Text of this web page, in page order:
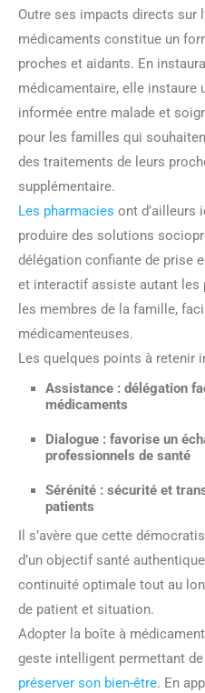
Outre ses impacts directs sur
médicaments constitue un
proches et aidants. En
médicamentaire, elle instaure
informée entre malade et
pour les familles qui
des traitements de leurs
supplémentaire.
Les pharmacies ont d’ailleurs
produire des solutions
délégation confiante de prise
et interactif assiste autant les
les membres de la famille,
médicamenteuses.
Les quelques points à retenir
Assistance : délégation
médicaments
Dialogue : favorise un
professionnels de santé
Sérénité : sécurité et
patients
Il s’avère que cette
d’un objectif santé
continuité optimale tout au
de patient et situation.
Adopter la boîte à
geste intelligent permettant
préserver son bien-être. En